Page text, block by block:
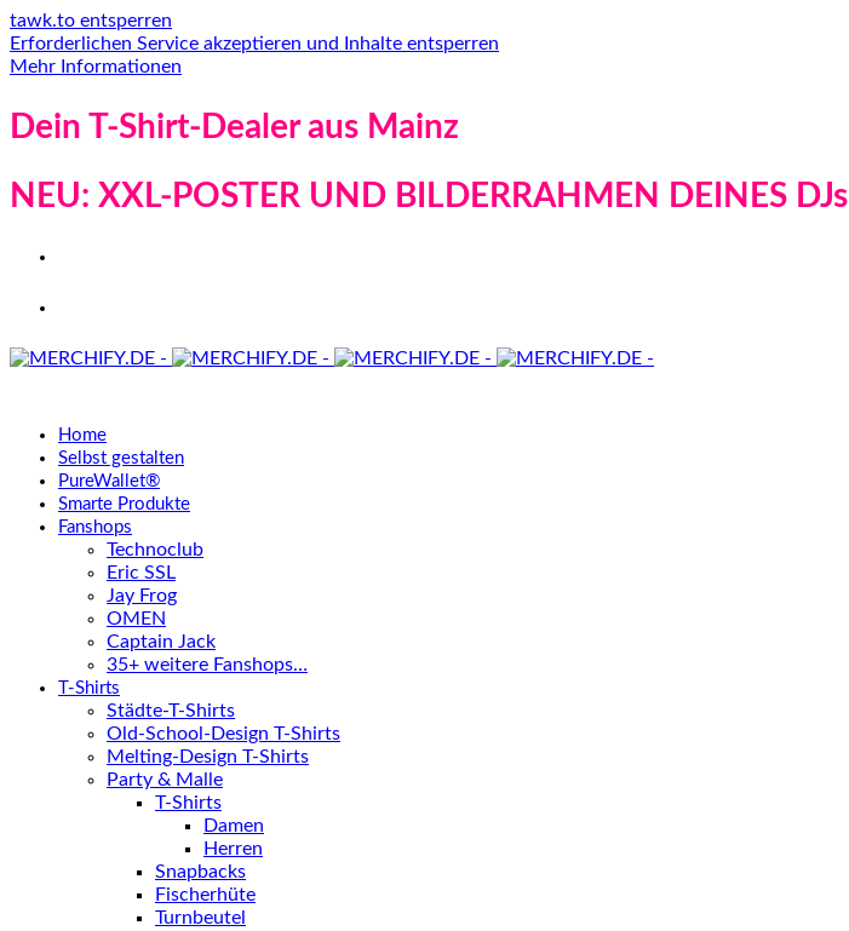
tawk.to entsperren
Erforderlichen Service akzeptieren und Inhalte entsperren
Mehr Informationen
Dein T-Shirt-Dealer aus Mainz
NEU: XXL-POSTER UND BILDERRAHMEN DEINES DJs
Home
Selbst gestalten
PureWallet®
Smarte Produkte
Fanshops
Technoclub
Eric SSL
Jay Frog
OMEN
Captain Jack
35+ weitere Fanshops…
T-Shirts
Städte-T-Shirts
Old-School-Design T-Shirts
Melting-Design T-Shirts
Party & Malle
T-Shirts
Damen
Herren
Snapbacks
Fischerhüte
Turnbeutel